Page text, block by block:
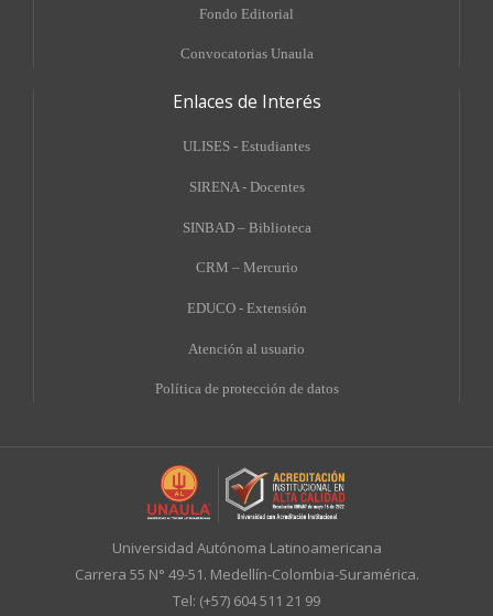
Fondo Editorial
Convocatorias Unaula
Enlaces de Interés
ULISES - Estudiantes
SIRENA - Docentes
SINBAD – Biblioteca
CRM – Mercurio
EDUCO - Extensión
Atención al usuario
Política de protección de datos
Universidad Autónoma Latinoamericana
Carrera 55 N° 49-51. Medellín-Colombia-Suramérica.
Tel: (+57) 604 511 21 99